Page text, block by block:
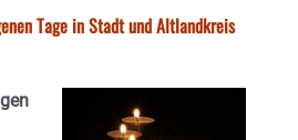
Tage in Stadt und Altlandkreis